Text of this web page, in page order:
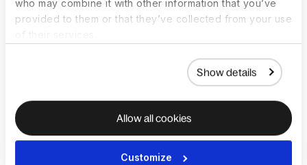
who may combine it with other information that you’ve
provided to them or that they’ve collected from your use
Show details
Allow all cookies
Customize